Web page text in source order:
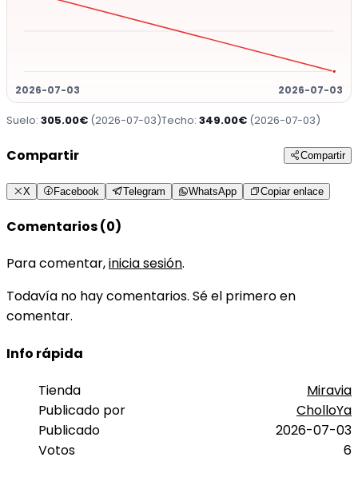
2026-07-03 2026-07-03
Suelo: 305.00€ (2026-07-03)Techo: 349.00€ (2026-07-03)
Compartir Compartir
X Facebook Telegram WhatsApp Copiar enlace
Comentarios (0)
Para comentar,inicia sesión.
Todavía no hay comentarios. Sé el primero en
comentar.
Info rápida
Tienda
Miravia
Publicado por
CholloYa
Publicado
2026-07-03
Votos
6